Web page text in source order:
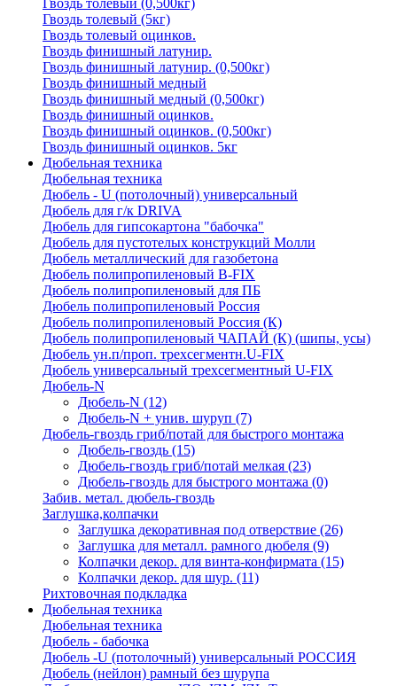
Гвоздь толевый (0,500кг)
Гвоздь толевый (5кг)
Гвоздь толевый оцинков.
Гвоздь финишный латунир.
Гвоздь финишный латунир. (0,500кг)
Гвоздь финишный медный
Гвоздь финишный медный (0,500кг)
Гвоздь финишный оцинков.
Гвоздь финишный оцинков. (0,500кг)
Гвоздь финишный оцинков. 5кг
Дюбельная техника
Дюбельная техника
Дюбель - U (потолочный) универсальный
Дюбель для г/к DRIVA
Дюбель для гипсокартона "бабочка"
Дюбель для пустотелых конструкций Молли
Дюбель металлический для газобетона
Дюбель полипропиленовый В-FIX
Дюбель полипропиленовый для ПБ
Дюбель полипропиленовый Россия
Дюбель полипропиленовый Россия (К)
Дюбель полипропиленовый ЧАПАЙ (К) (шипы, усы)
Дюбель ун.п/проп. трехсегментн.U-FIX
Дюбель универсальный трехсегментный U-FIX
Дюбель-N
Дюбель-N (12)
Дюбель-N + унив. шуруп (7)
Дюбель-гвоздь гриб/потай для быстрого монтажа
Дюбель-гвоздь (15)
Дюбель-гвоздь гриб/потай мелкая (23)
Дюбель-гвоздь для быстрого монтажа (0)
Забив. метал. дюбель-гвоздь
Заглушка,колпачки
Заглушка декоративная под отверствие (26)
Заглушка для металл. рамного дюбеля (9)
Колпачки декор. для винта-конфирмата (15)
Колпачки декор. для шур. (11)
Рихтовочная подкладка
Дюбельная техника
Дюбельная техника
Дюбель - бабочка
Дюбель -U (потолочный) универсальный РОССИЯ
Дюбель (нейлон) рамный без шурупа